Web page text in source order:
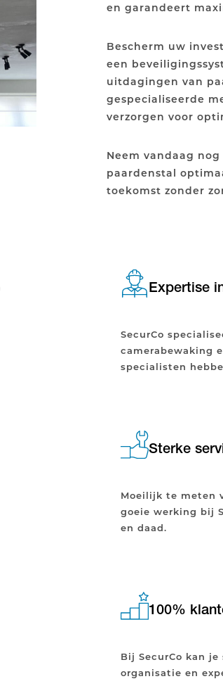
en garandeert
Bescherm uw
een
uitdagingen van
gespecialiseerde
verzorgen voor
Neem vandaag
paardenstal
toekomst zonder
Expertise
SecurCo
camerabewaking
specialisten
Sterke
Moeilijk te meten
goeie werking bij
en daad.
100%
Bij SecurCo kan
organisatie en